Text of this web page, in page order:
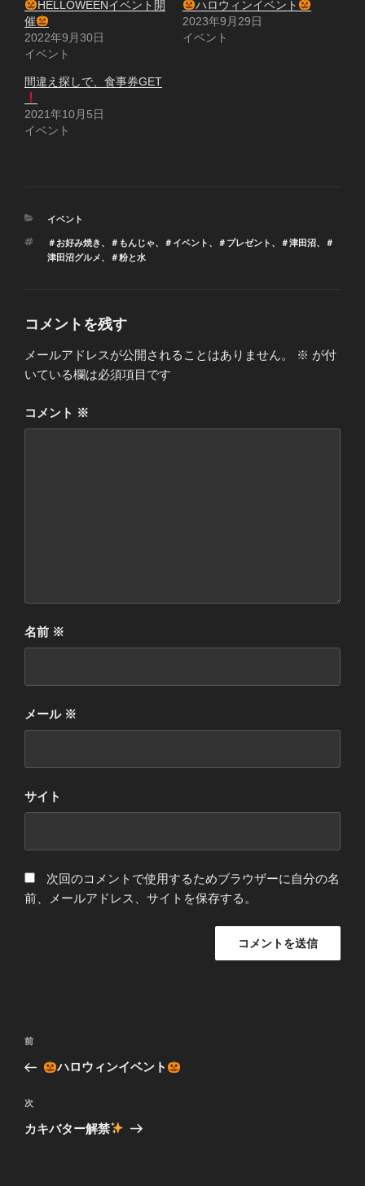
HELLOWEENイベント開
催
2022年9月30日
イベント
ハロウィンイベント
2023年9月29日
イベント
間違え探しで、食事券GET
2021年10月5日
イベント
カ
ゴ
リ
イベント
タ
グ
＃お好み焼き 、 ＃もんじゃ、 ＃イベント 、 ＃プレゼント 、 ＃津田沼、
＃
津田沼グルメ、 ＃粉と水
コメントを残す
メールアドレスが公開されることはありません。 ※ が付
いている欄は必須項目です
コメント ※
名前 ※
メール ※
サイト
次回のコメントで使用するためブラウザーに自分の名
前、メールアドレス、サイトを保存する。
投
ナ
ビ
ゲ
前
の
稿
前
ハロウィンイベント
次
の
次
カキバター解禁